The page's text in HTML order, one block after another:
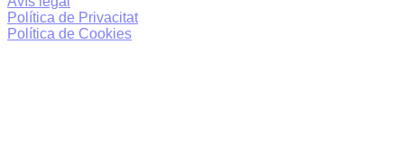
Política de Privacitat
Política de Cookies